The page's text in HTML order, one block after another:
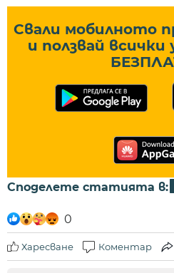
Свали мобилното
и ползвай всички
Споделете статията в:
0
Харесване Коментар